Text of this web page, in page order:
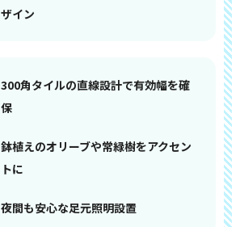
ザイン
300角タイルの直線設計で有効幅を確
保
鉢植えのオリーブや常緑樹をアクセン
トに
夜間も安心な足元照明設置